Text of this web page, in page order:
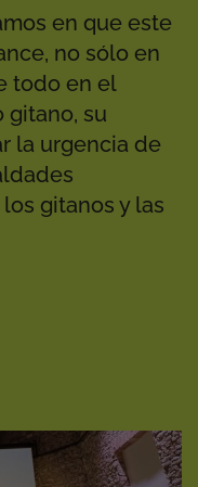
en que este
no sólo en
todo en el
su
la urgencia de
gitanos y las